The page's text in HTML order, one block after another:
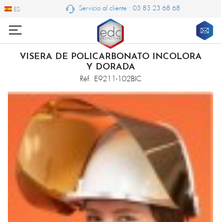
ES
ES Servicio al cliente : 03 83 23 68 68
VISERA DE POLICARBONATO INCOLORA
Y DORADA
Réf. E9211-102BIC